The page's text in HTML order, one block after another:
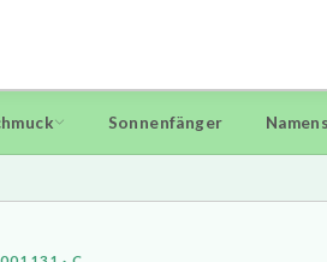
Sonnenfänger